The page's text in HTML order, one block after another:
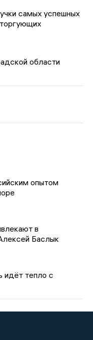
самых успешных
области
опытом
в
Баслык
идёт тепло с